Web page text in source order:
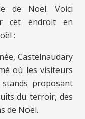
de Noël. Voici
cet endroit en
:
Castelnaudary
où les visiteurs
proposant
du terroir, des
de Noël.